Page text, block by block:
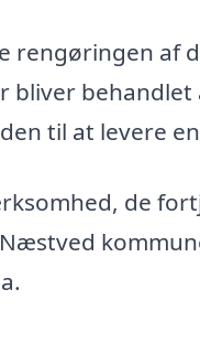
rengøringen af
bliver
til at levere
de